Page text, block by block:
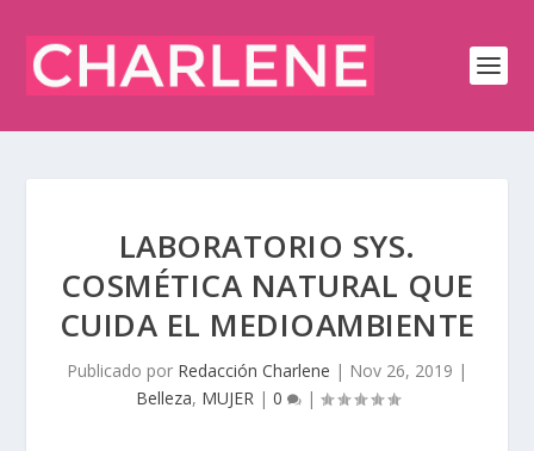
LABORATORIO SYS.
COSMÉTICA NATURAL QUE
CUIDA EL MEDIOAMBIENTE
Publicado por Redacción Charlene | Nov 26, 2019 |
Belleza, MUJER| 0 |